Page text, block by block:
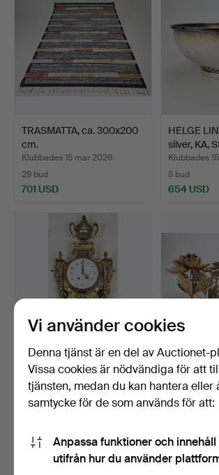
TRASMATTA, ca. 300x200
cm.
Klubbades 15 mar 2026
29 bud
701 USD
HELGE
silver, KA,
Klubbades
5 bud
654 USD
VÄGGPENDYL, mässing, så
kalllat kartellur,…
Klubbades 15 mar 2026
24 bud
metall,
Klubbades
36 bud
Vi använder cookies
Denna tjänst är en del av Auctionet-
Vissa cookies är nödvändiga för att
tjänsten, medan du kan hantera eller
samtycke för de som används för att:
Anpassa funktioner och
utifrån hur du använder